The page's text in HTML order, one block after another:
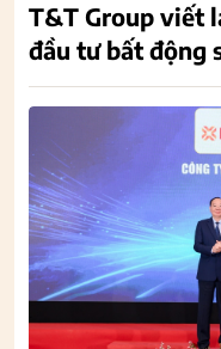
T&T Group viết
đầu tư bất động